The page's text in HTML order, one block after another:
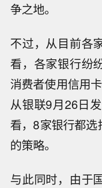
争之地。
不过，从目前各
看，各家银行纷
消费者使用信用
从银联9月26日
看，8家银行都
的策略。
与此同时，由于